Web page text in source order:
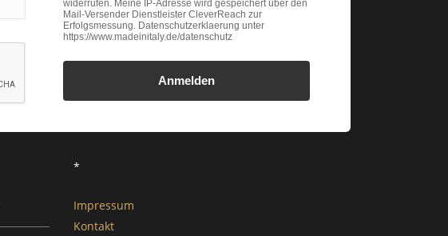
widerrufen. Meine IP-Adresse wird gespeichert über den
Mail-Versender Dienstleister CleverReach zur
Erfolgsmessung. Datenschutzerklaerung unter
https://www.madeinitaly.de/datenschutz
Anmelden
*
Impressum
Kontakt